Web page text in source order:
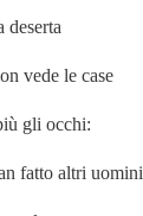
deserta
vede le case
gli occhi:
fatto altri uomini